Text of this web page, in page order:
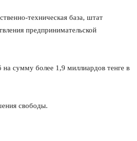
техническая база, штат
предпринимательской
на сумму более 1,9 миллиардов тенге в
свободы.